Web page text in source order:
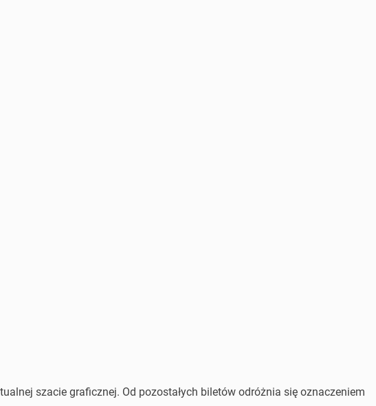
szacie graficznej. Od pozostałych biletów odróżnia się oznaczeniem